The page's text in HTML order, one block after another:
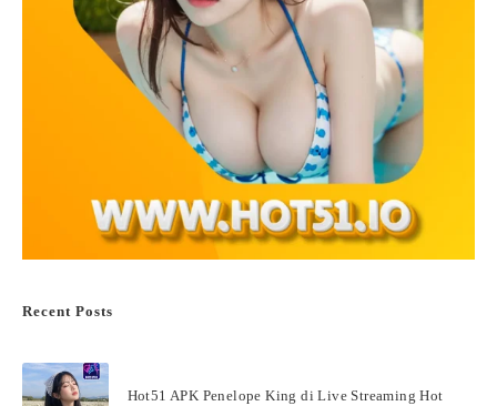
Recent Posts
Hot51 APK Penelope King di Live Streaming Hot